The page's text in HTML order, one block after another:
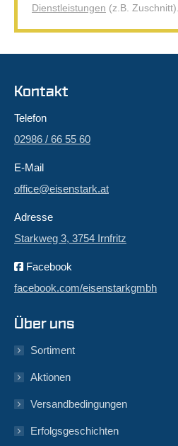
Dienstleistungen (z.B. Zuschnitt).
Kontakt
Telefon
02986 / 66 55 60
E-Mail
office@eisenstark.at
Adresse
Starkweg 3, 3754 Irnfritz
Facebook
facebook.com/eisenstarkgmbh
Über uns
Sortiment
Aktionen
Versandbedingungen
Erfolgsgeschichten